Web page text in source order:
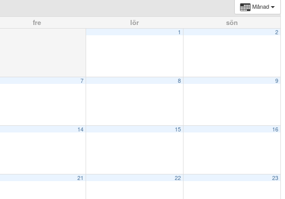
Månad
fre lör sön
1 2
7 8 9
14 15 16
21 22 23